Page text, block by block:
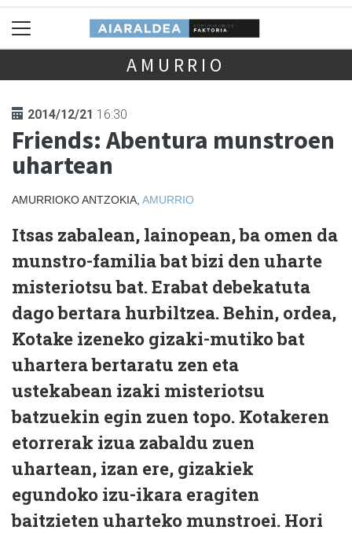
AMURRIO
2014/12/21 16:30
Friends: Abentura munstroen
uhartean
AMURRIOKO ANTZOKIA, AMURRIO
Itsas zabalean, lainopean, ba omen da
munstro-familia bat bizi den uharte
misteriotsu bat. Erabat debekatuta
dago bertara hurbiltzea. Behin, ordea,
Kotake izeneko gizaki-mutiko bat
uhartera bertaratu zen eta
ustekabean izaki misteriotsu
batzuekin egin zuen topo. Kotakeren
etorrerak izua zabaldu zuen
uhartean, izan ere, gizakiek
egundoko izu-ikara eragiten
baitzieten uharteko munstroei. Hori